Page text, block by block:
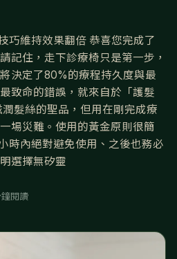
巧維持效果翻倍 恭喜您完成了
記住，走下診療椅只是第一步，
決定了80%的療程持久度與最
致命的錯誤，就來自於「護髮
髮絲的聖品，但用在剛完成療
場災難。使用的黃金原則很簡
時內絕對避免使用、之後也務必
選擇無矽靈
閱讀